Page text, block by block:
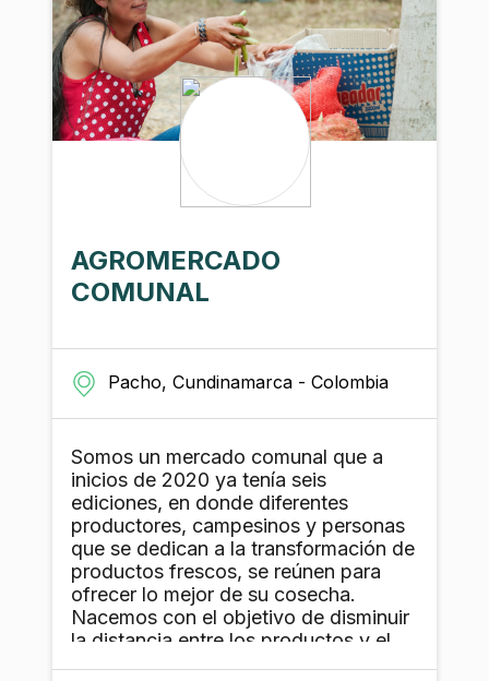
AGROMERCADO
COMUNAL
Pacho, Cundinamarca - Colombia
Somos un mercado comunal que a
inicios de 2020 ya tenía seis
ediciones, en donde diferentes
productores, campesinos y personas
que se dedican a la transformación de
productos frescos, se reúnen para
ofrecer lo mejor de su cosecha.
Nacemos con el objetivo de disminuir
la distancia entre los productos y el